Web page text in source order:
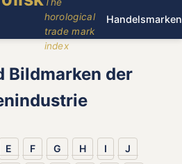
horological
trade mark
index
Handelsmarken
Bildmarken der
E F G H I J